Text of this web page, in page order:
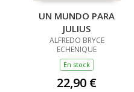
UN MUNDO PARA
JULIUS
ALFREDO BRYCE
ECHENIQUE
En stock
22,90 €